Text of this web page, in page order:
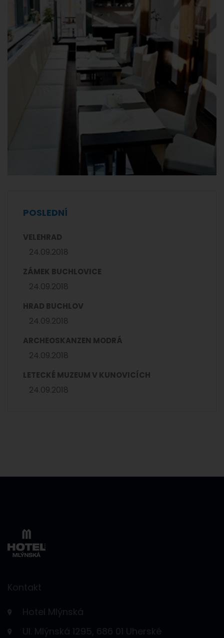
POSLEDNÍ
VELEHRAD
24.09.2018
ZÁMEK BUCHLOVICE
24.09.2018
HRAD BUCHLOV
24.09.2018
ARCHEOSKANZEN MODRÁ
24.09.2018
LETECKÉ MUZEUM V KUNOVICÍCH
24.09.2018
Kontakt
Hotel Mlýnská
Ul. Mlýnská 1295, 686 01 Uherské